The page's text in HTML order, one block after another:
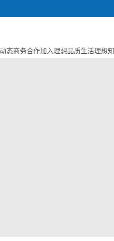
态商务合作加入理想品质生活理想